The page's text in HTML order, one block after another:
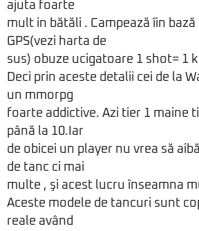
ajuta foarte
mult in bătăli . Campează îin
GPS(vezi harta de
sus) obuze ucigatoare 1 shot= 1
Deci prin aceste detalii cei de la
un mmorpg
foarte addictive. Azi tier 1 maine
până la 10.Iar
de obicei un player nu vrea să
de tanc ci mai
multe , şi acest lucru înseamna
Aceste modele de tancuri sunt
reale având